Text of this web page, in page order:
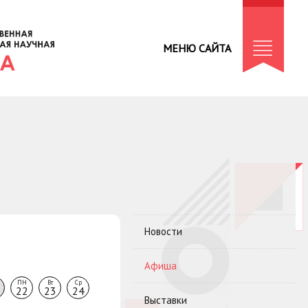
МЕНЮ САЙТА
ПН
22
Вт
23
Ср
24
Новости
Афиша
Выставки